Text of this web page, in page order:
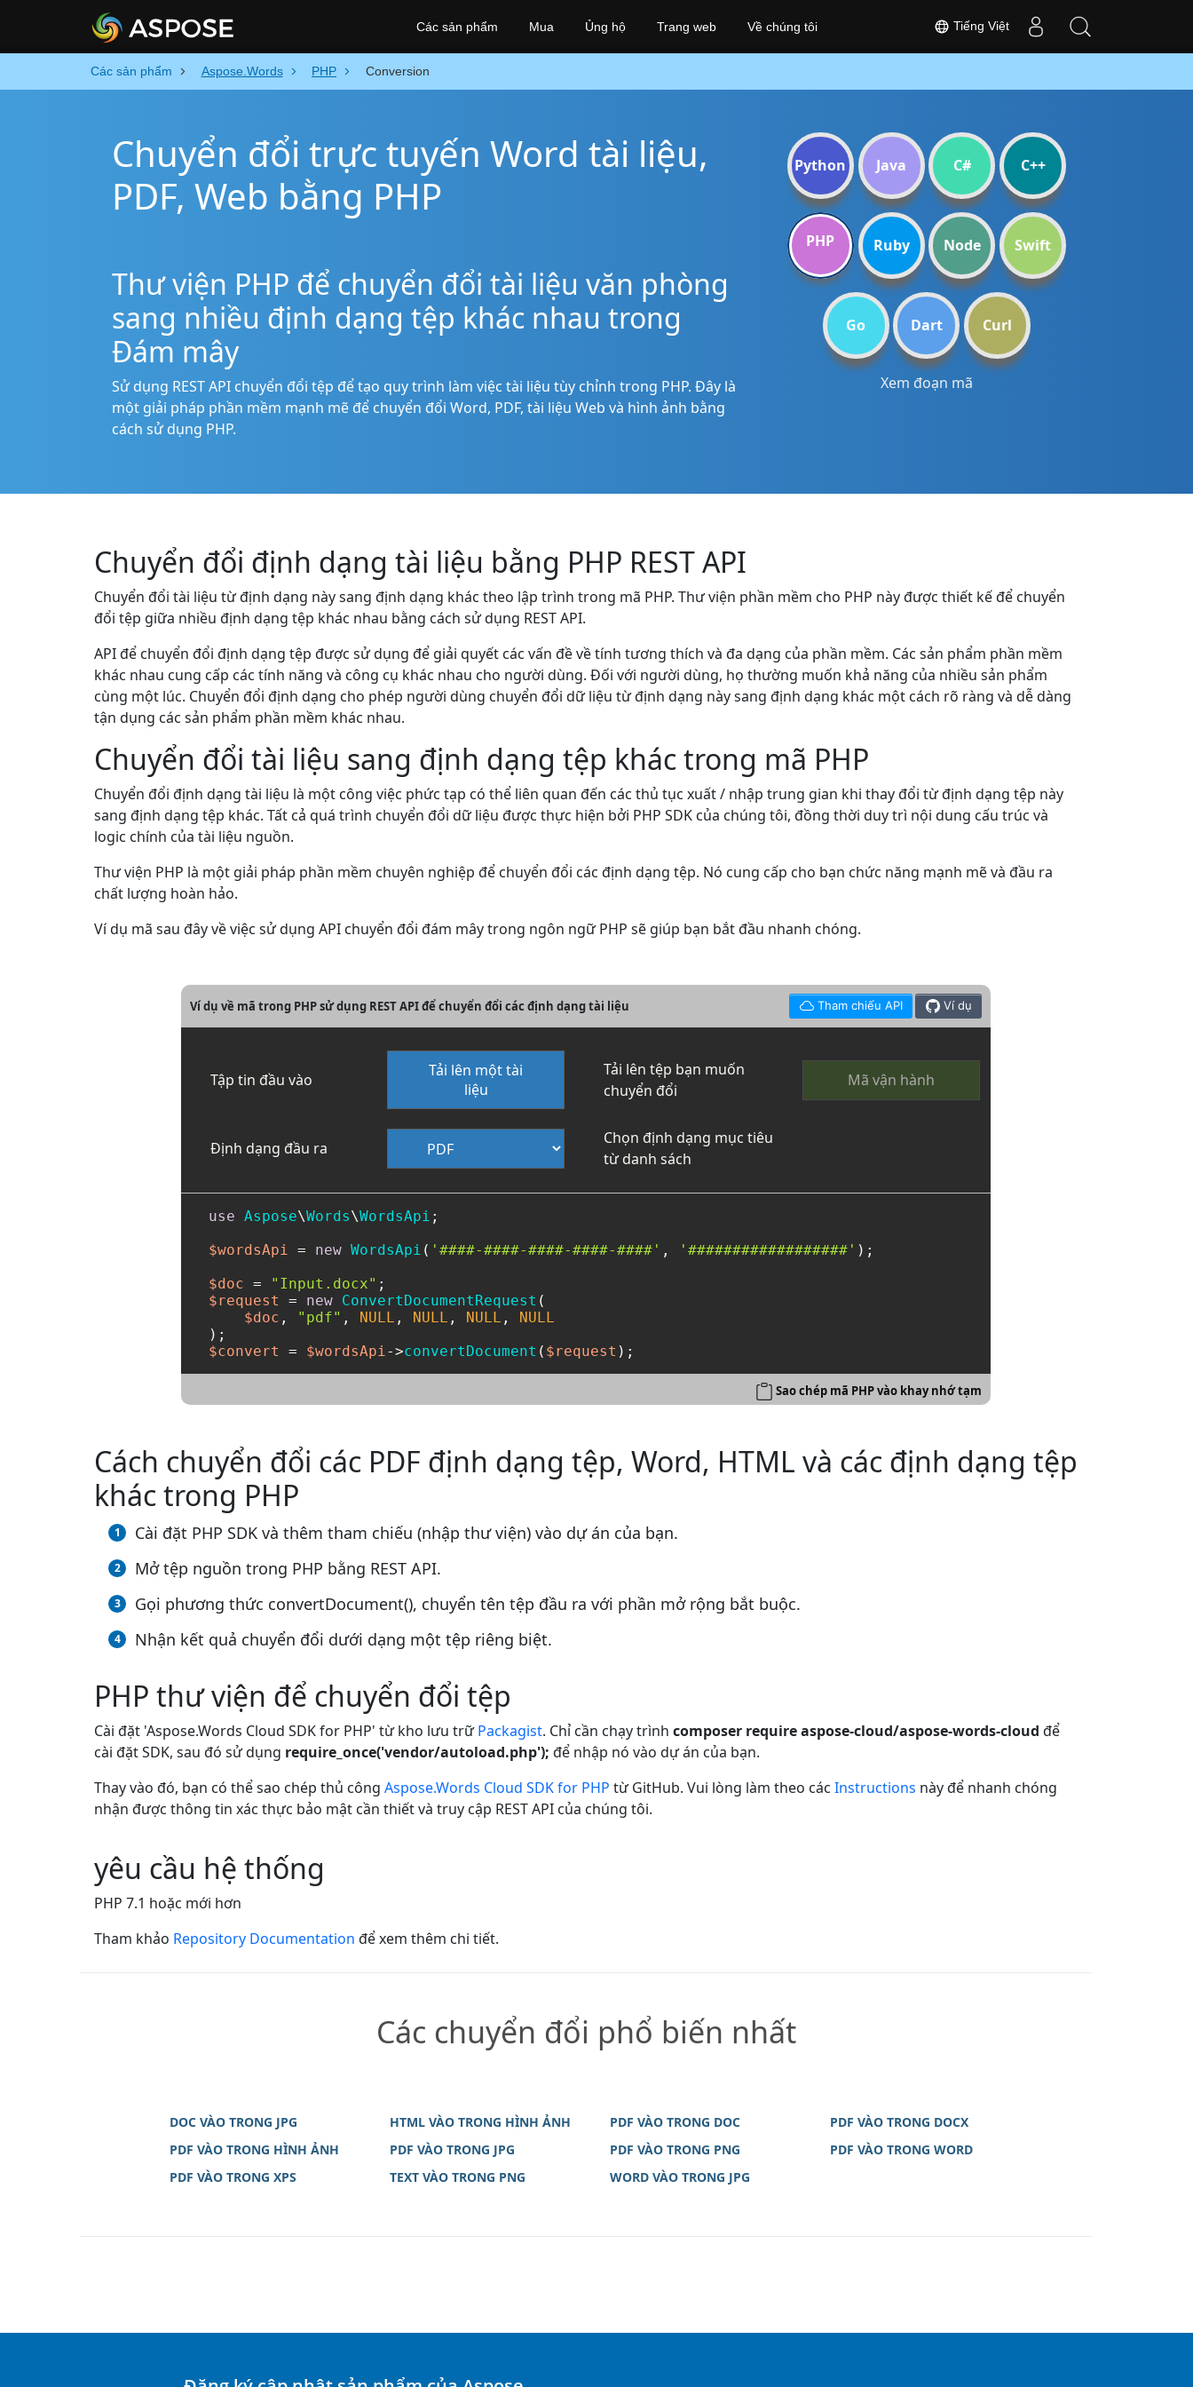
Các sản phẩm Aspose.Words PHP Conversion
Chuyển đổi trực tuyến Word tài liệu,
PDF, Web bằng PHP
Thư viện PHP để chuyển đổi tài liệu văn phòng
sang nhiều định dạng tệp khác nhau trong
Đám mây
Sử dụng REST API chuyển đổi tệp để tạo quy trình làm việc tài liệu tùy chỉnh trong PHP. Đây là
một giải pháp phần mềm mạnh mẽ để chuyển đổi Word, PDF, tài liệu Web và hình ảnh bằng
cách sử dụng PHP.
Python Java C# C++
PHP Ruby Node Swift
Go Dart Curl
Xem đoạn mã
Chuyển đổi định dạng tài liệu bằng PHP REST API
Chuyển đổi tài liệu từ định dạng này sang định dạng khác theo lập trình trong mã PHP. Thư viện phần mềm cho PHP này được thiết kế để chuyển
đổi tệp giữa nhiều định dạng tệp khác nhau bằng cách sử dụng REST API.
API để chuyển đổi định dạng tệp được sử dụng để giải quyết các vấn đề về tính tương thích và đa dạng của phần mềm. Các sản phẩm phần mềm
khác nhau cung cấp các tính năng và công cụ khác nhau cho người dùng. Đối với người dùng, họ thường muốn khả năng của nhiều sản phẩm
cùng một lúc. Chuyển đổi định dạng cho phép người dùng chuyển đổi dữ liệu từ định dạng này sang định dạng khác một cách rõ ràng và dễ dàng
tận dụng các sản phẩm phần mềm khác nhau.
Chuyển đổi tài liệu sang định dạng tệp khác trong mã PHP
Chuyển đổi định dạng tài liệu là một công việc phức tạp có thể liên quan đến các thủ tục xuất / nhập trung gian khi thay đổi từ định dạng tệp này
sang định dạng tệp khác. Tất cả quá trình chuyển đổi dữ liệu được thực hiện bởi PHP SDK của chúng tôi, đồng thời duy trì nội dung cấu trúc và
logic chính của tài liệu nguồn.
Thư viện PHP là một giải pháp phần mềm chuyên nghiệp để chuyển đổi các định dạng tệp. Nó cung cấp cho bạn chức năng mạnh mẽ và đầu ra
chất lượng hoàn hảo.
Ví dụ mã sau đây về việc sử dụng API chuyển đổi đám mây trong ngôn ngữ PHP sẽ giúp bạn bắt đầu nhanh chóng.
Ví dụ về mã trong PHP sử dụng REST API để chuyển đổi các định dạng tài liệu Tham chiếu API Ví dụ
Tập tin đầu vào
Tải lên một tài
liệu
Tải lên tệp bạn muốn
chuyển đổi
Mã vận hành
Định dạng đầu ra
Chọn định dạng mục tiêu
từ danh sách
use Aspose\Words\WordsApi ;
$wordsApi = new WordsApi ( '####-####-####-####-####' , '##################' );
$doc = "Input.docx"
$request
= new ConvertDocumentRequest (
$doc , "pdf" , NULL , NULL , NULL ,
NULL
$convert
= $wordsApi->convertDocument ( $request );
Sao chép mã PHP vào khay nhớ tạm
Cách chuyển đổi các PDF định dạng tệp, Word, HTML và các định dạng tệp
khác trong PHP
Cài đặt PHP SDK và thêm tham chiếu (nhập thư viện) vào dự án của bạn.
Mở tệp nguồn trong PHP bằng REST API.
Gọi phương thức convertDocument(), chuyển tên tệp đầu ra với phần mở rộng bắt buộc.
Nhận kết quả chuyển đổi dưới dạng một tệp riêng biệt.
PHP thư viện để chuyển đổi tệp
Cài đặt 'Aspose.Words Cloud SDK for PHP' từ kho lưu trữPackagist. Chỉ cần chạy trình composer require aspose-cloud/aspose-words-cloud để
cài đặt SDK, sau đó sử dụng require_once('vendor/autoload.php'); để nhập nó vào dự án của bạn.
Thay vào đó, bạn có thể sao chép thủ công Aspose.Words Cloud SDK for PHP từ GitHub. Vui lòng làm theo các Instructions này để nhanh chóng
nhận được thông tin xác thực bảo mật cần thiết và truy cập REST API của chúng tôi.
yêu cầu hệ thống
PHP 7.1 hoặc mới hơn
Tham khảo Repository Documentation để xem thêm chi tiết.
Các chuyển đổi phổ biến nhất
DOC VÀO TRONG JPG HTML VÀO TRONG HÌNH ẢNH PDF VÀO TRONG DOC
PDF VÀO TRONG DOCX
PDF VÀO TRONG HÌNH ẢNH
PDF VÀO TRONG JPG PDF VÀO TRONG PNG
PDF VÀO TRONG WORD
PDF VÀO TRONG XPS
TEXT VÀO TRONG PNG WORD VÀO TRONG JPG
Tiếng Việt
Các sản phẩm Mua Ủng hộ Trang web Về chúng tôi